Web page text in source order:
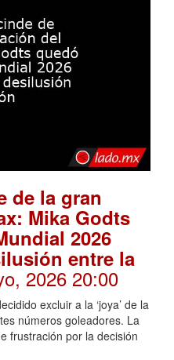
de la gran
Mika Godts
2026
entre la
2026 20:00
excluir a la ‘joya’ de la
números goleadores. La
frustración por la decisión